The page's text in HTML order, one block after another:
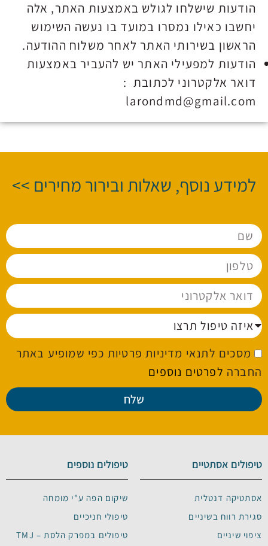
הודעות שישלחו לגולש באמצעות האתר, אלה
יחשבו כאילו נמסרו במועד בו נעשה השימוש
הראשון בשירותי האתר לאחר משלוח ההודעה.
הודעות למפעילי האתר יש להעביר באמצעות
דואר אלקטרוני לכתובת :
larondmd@gmail.com
למידע נוסף, שאלות ובירור מחירים >>
מסכים לתנאי מדיניות פרטיות כפי שמופיע באתר
החברה לפרטים נוספים
שלח
טיפולים אסתטיים
אסתטיקה דנטלית
סגירת רווח בשיניים
ציפוי שיניים
טיפולים נוספים
שיקום הפה ע"י מומחה
טיפולי חניכיים
טיפולים במפרק הלסת – TMJ